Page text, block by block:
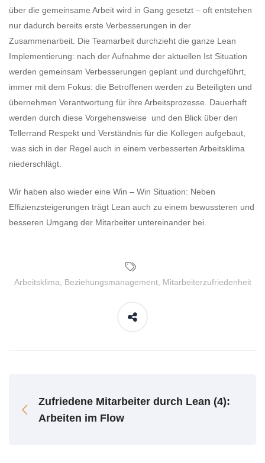
über die gemeinsame Arbeit wird in Gang gesetzt – oft entstehen
nur dadurch bereits erste Verbesserungen in der
Zusammenarbeit. Die Teamarbeit durchzieht die ganze Lean
Implementierung: nach der Aufnahme der aktuellen Ist Situation
werden gemeinsam Verbesserungen geplant und durchgeführt,
immer mit dem Fokus: die Betroffenen werden zu Beteiligten und
übernehmen Verantwortung für ihre Arbeitsprozesse. Dauerhaft
werden durch diese Vorgehensweise und den Blick über den
Tellerrand Respekt und Verständnis für die Kollegen aufgebaut,
was sich in der Regel auch in einem verbesserten Arbeitsklima
niederschlägt.
Wir haben also wieder eine Win – Win Situation: Neben
Effizienzsteigerungen trägt Lean auch zu einem bewussteren und
besseren Umgang der Mitarbeiter untereinander bei.
Arbeitsklima, Beziehungsmanagement, Mitarbeiterzufriedenheit
Zufriedene Mitarbeiter durch Lean (4):
Arbeiten im Flow